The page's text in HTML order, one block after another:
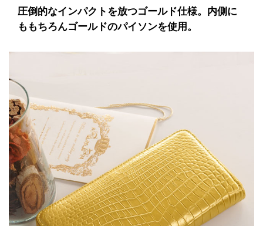
圧倒的なインパクトを放つゴールド仕様。内側に
ももちろんゴールドのパイソンを使用。